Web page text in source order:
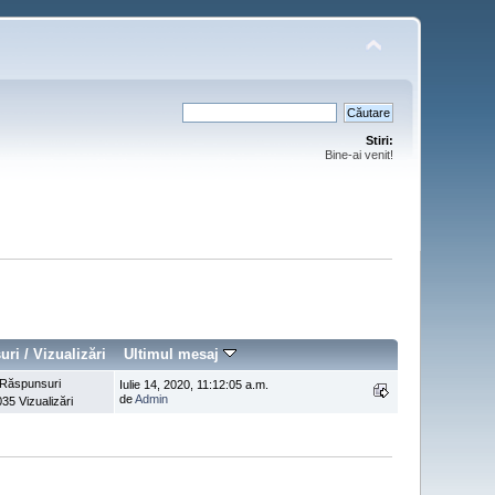
Stiri:
Bine-ai venit!
/Vizualizări Ultimul mesaj
Vizualizări
Iulie 14, 2020, 11:12:05 a.m.
deAdmin